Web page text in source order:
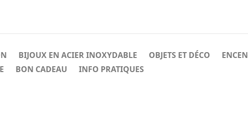
BIJOUX EN ACIER INOXYDABLE OBJETS ET DÉCO
BON CADEAU INFO PRATIQUES